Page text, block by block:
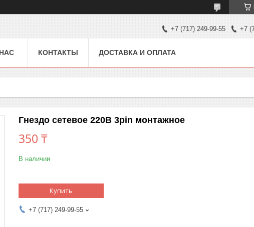
+7 (717) 249-99-55 +7
КОНТАКТЫ ДОСТАВКА И ОПЛАТА
Гнездо сетевое 220В 3pin монтажное
350 ₸
В наличии
Купить
+7 (717) 249-99-55